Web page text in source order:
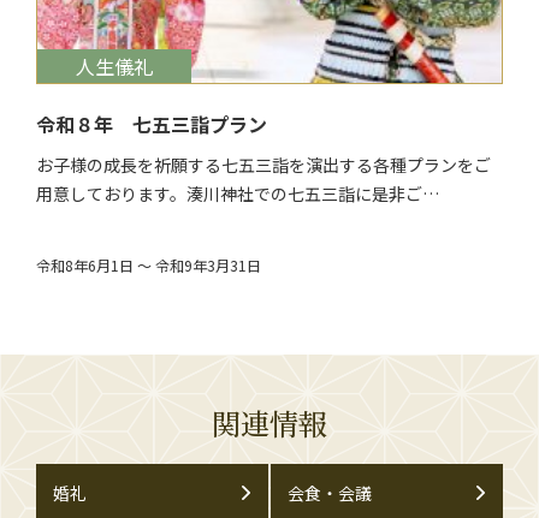
$target_date
人生儀礼
令和８年 七五三詣プラン
お子様の成長を祈願する七五三詣を演出する各種プランをご
用意しております。湊川神社での七五三詣に是非ご…
令和8年6月1日 ～ 令和9年3月31日
関連情報
婚礼 会食・会議